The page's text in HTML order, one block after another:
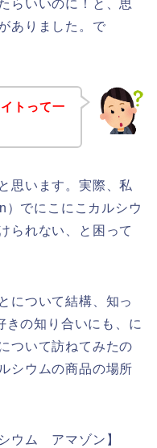
らいいのに！と、思
ありました。で
トって一
思います。実際、私
でにこにこカルシウ
られない、と困って
について結構、知っ
きの知り合いにも、に
ついて訪ねてみたの
シウムの商品の場所
ウム アマゾン】